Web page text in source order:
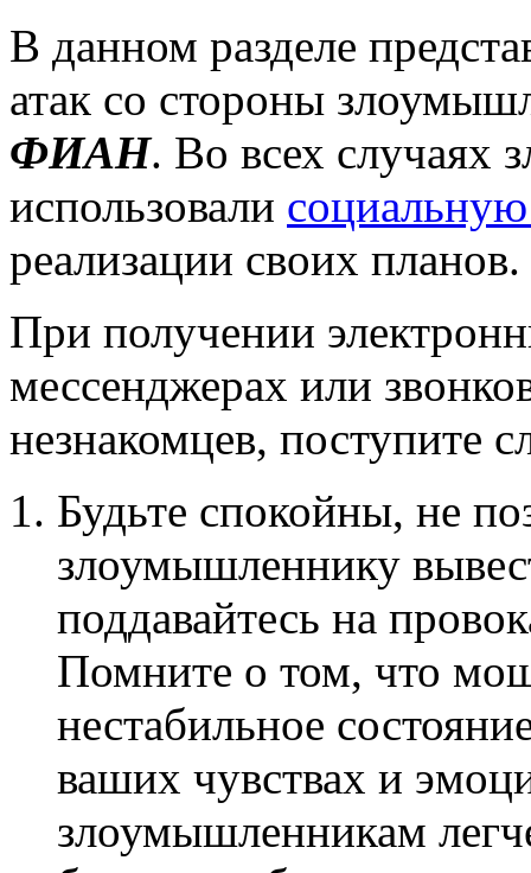
В данном разделе
атак со стороны
ФИАН. Во всех случаях
использовали
реализации своих планов.
При получении
мессенджерах или
незнакомцев, поступите
Будьте спокойны, не
злоумышленнику
поддавайтесь на
Помните о том, что
нестабильное
ваших чувствах и
злоумышленникам